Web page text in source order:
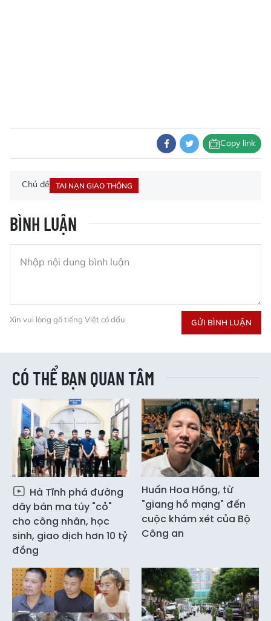
Copy link
Chủ đề TAI NẠN GIAO THÔNG
BÌNH LUẬN
Xin vui lòng gõ tiếng Việt có dấu GỬI BÌNH LUẬN
CÓ THỂ BẠN QUAN TÂM
Hà Tĩnh phá đường
dây bán ma túy "cỏ"
cho công nhân, học
sinh, giao dịch hơn 10 tỷ
đồng
Huấn Hoa Hồng, từ
"giang hồ mạng" đến
cuộc khám xét của Bộ
Công an